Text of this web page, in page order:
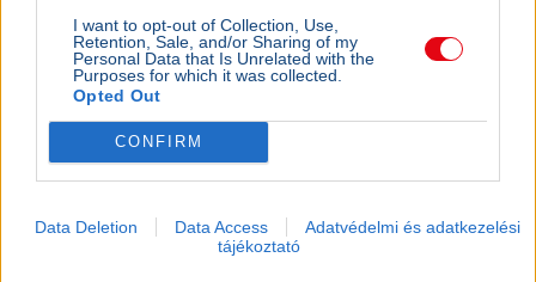
I want to opt-out of Collection, Use,
Retention, Sale, and/or Sharing of my
Personal Data that Is Unrelated with the
Purposes for which it was collected.
Opted Out
CONFIRM
Data Deletion Data Access
Adatvédelmi és adatkezelési
tájékoztató
Visszatért a Ferencvároshoz a 88-szoros
válogatott Nagy Ádám